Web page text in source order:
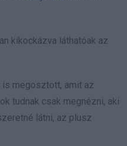
kikockázva láthatóak az
is megosztott, amit az
tudnak csak megnézni, aki
látni, az plusz